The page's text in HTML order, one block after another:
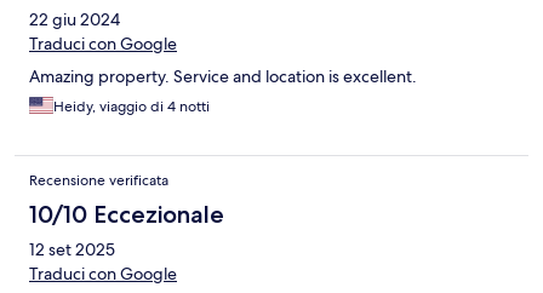
22 giu 2024
Traduci con Google
Amazing property. Service and location is excellent.
Heidy, viaggio di 4 notti
Recensione verificata
10/10 Eccezionale
12 set 2025
Traduci con Google